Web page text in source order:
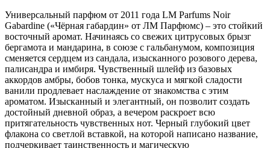
Универсальный парфюм от 2011 года LM Parfums Noir
Gabardine («Чёрная габардин» от ЛМ Парфюмс) – это стойкий
восточный аромат. Начинаясь со свежих цитрусовых брызг
бергамота и мандарина, в союзе с гальбанумом, композиция
сменяется сердцем из сандала, изысканного розового дерева,
палисандра и имбиря. Чувственный шлейф из базовых
аккордов амбры, бобов тонка, мускуса и мягкой сладости
ванили продлевает наслаждение от знакомства с этим
ароматом. Изысканный и элегантный, он позволит создать
достойный дневной образ, а вечером раскроет всю
притягательность чувственных нот. Черный глубокий цвет
флакона со светлой вставкой, на которой написано название,
подчеркивает таинственность и магическую